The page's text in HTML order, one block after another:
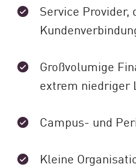
Service Provider,
Großvolumige
extrem niedriger
Campus- und
Kleine